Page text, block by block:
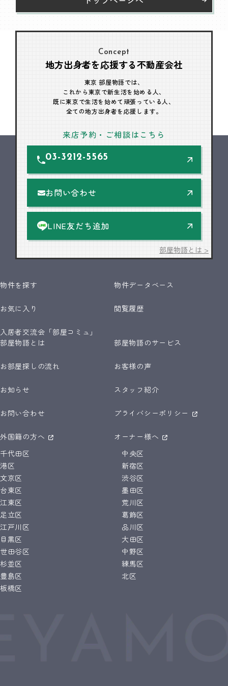
Concept
地方出身者を応援する不動産会社
東京 部屋物語では、
これから東京で新生活を始める人、
既に東京で生活を始めて頑張っている人、
全ての地方出身者を応援します。
来店予約・ご相談はこちら
03-3212-5565
お問い合わせ
LINE友だち追加
部屋物語とは >
物件を探す 物件データベース
お気に入り 閲覧履歴
入居者交流会「部屋コミュ」
部屋物語とは
部屋物語のサービス
お部屋探しの流れ お客様の声
お知らせ スタッフ紹介
お問い合わせ プライバシーポリシー
外国籍の方へ
オーナー様へ
千代田区
中央区
港区
新宿区
文京区
渋谷区
台東区
墨田区
江東区
荒川区
足立区
葛飾区
江戸川区
品川区
目黒区
大田区
世田谷区
中野区
杉並区
練馬区
豊島区
北区
板橋区